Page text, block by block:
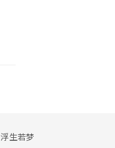
浮生若梦